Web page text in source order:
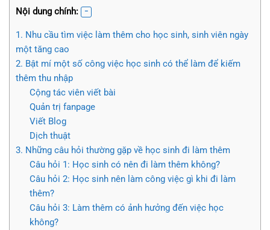
Nội dung chính:
1. Nhu cầu tìm việc làm thêm cho học sinh, sinh viên ngày
một tăng cao
2. Bật mí một số công việc học sinh có thể làm để kiếm
thêm thu nhập
Cộng tác viên viết bài
Quản trị fanpage
Viết Blog
Dịch thuật
3. Những câu hỏi thường gặp về học sinh đi làm thêm
Câu hỏi 1: Học sinh có nên đi làm thêm không?
Câu hỏi 2: Học sinh nên làm công việc gì khi đi làm
thêm?
Câu hỏi 3: Làm thêm có ảnh hưởng đến việc học
không?